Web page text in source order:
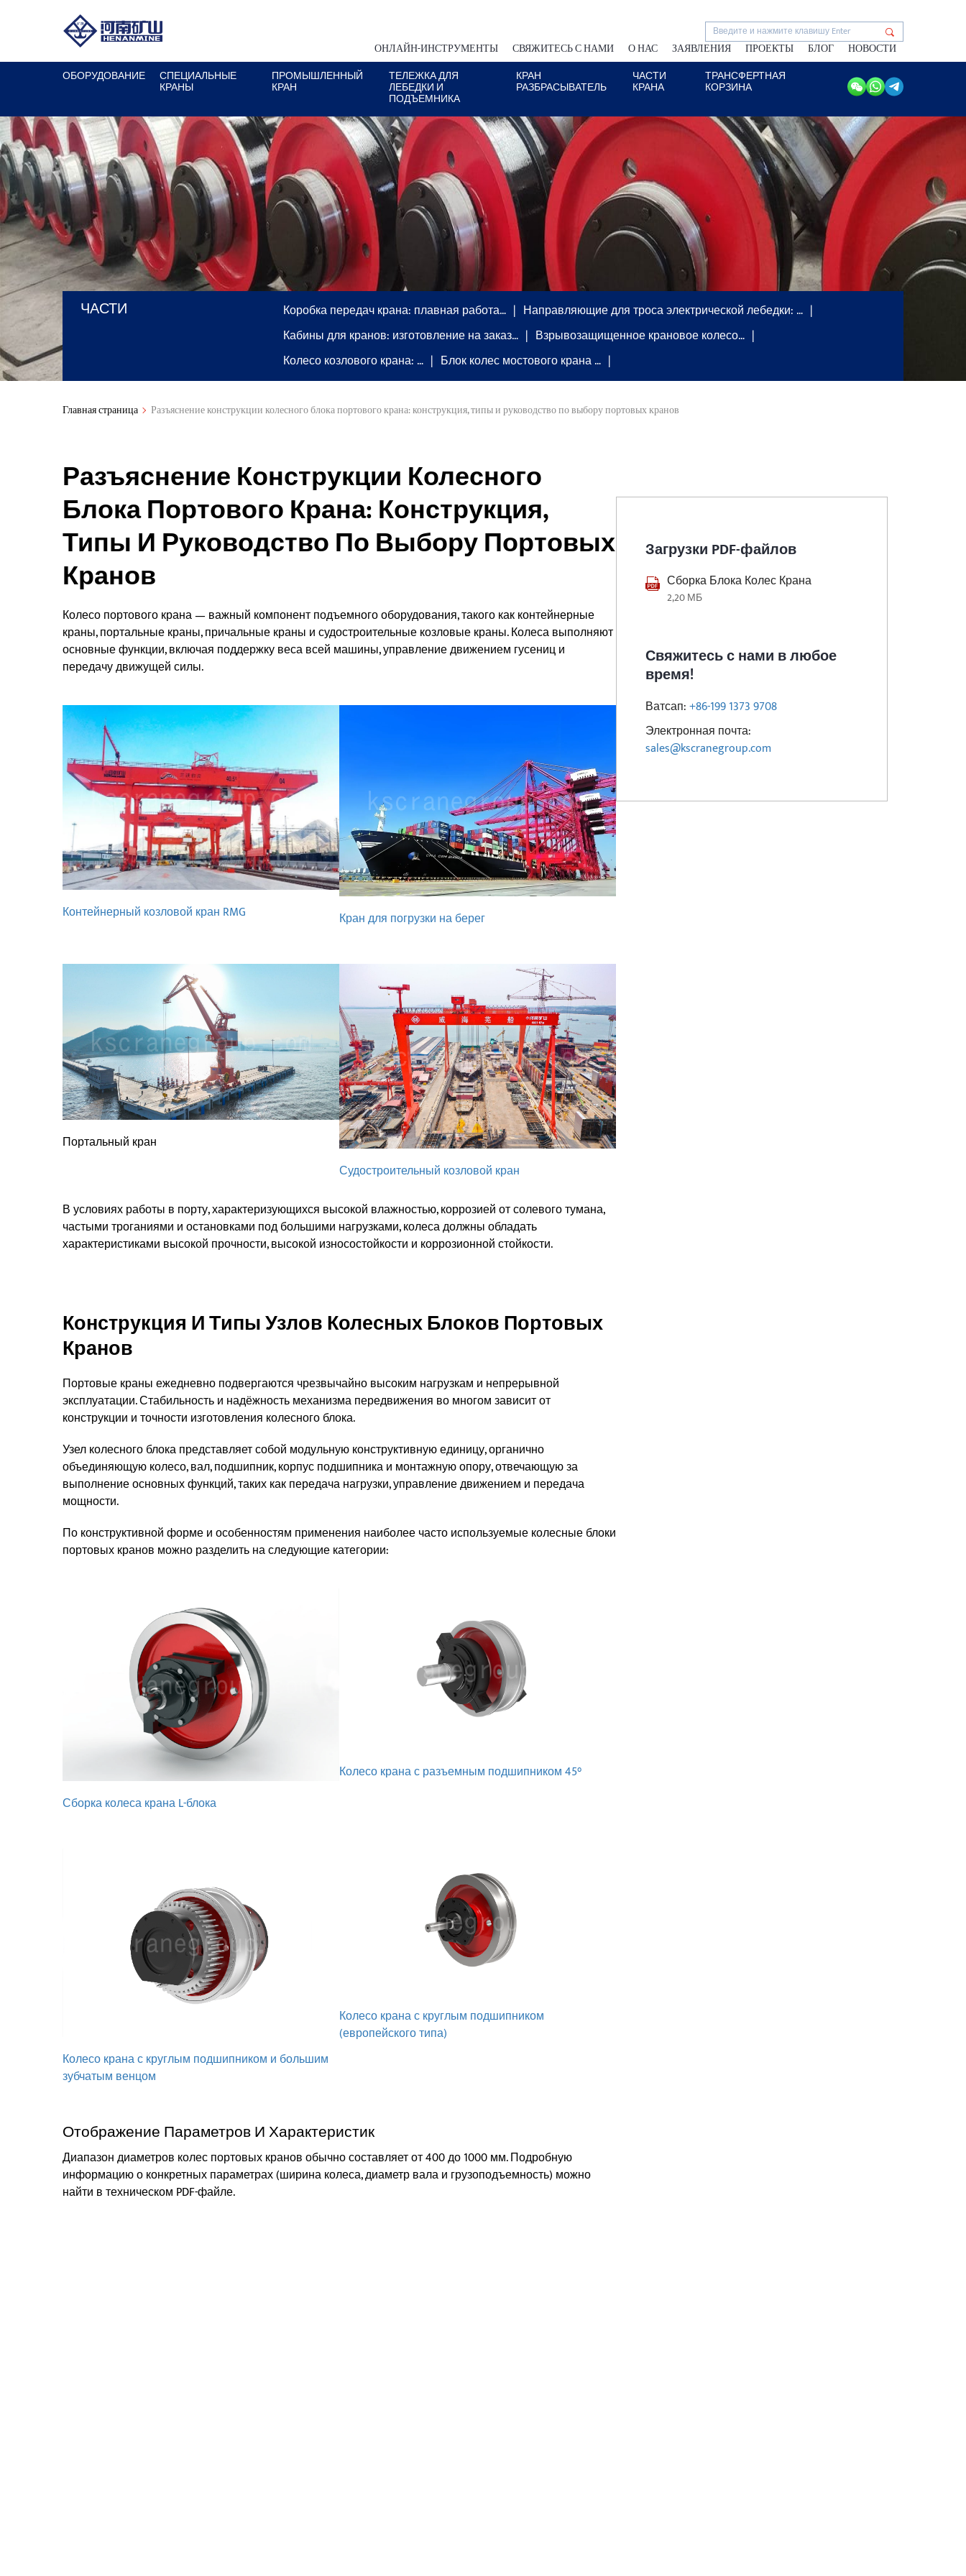
ОНЛАЙН-ИНСТРУМЕНТЫ СВЯЖИТЕСЬ С НАМИ О НАС ЗАЯВЛЕНИЯ ПРОЕКТЫ БЛОГ
НОВОСТИ
ОБОРУДОВАНИЕ
СПЕЦИАЛЬНЫЕ
КРАНЫ
ПРОМЫШЛЕННЫЙ
КРАН
ТЕЛЕЖКА ДЛЯ
ЛЕБЕДКИ И
ПОДЪЕМНИКА
КРАН
РАЗБРАСЫВАТЕЛЬ
ЧАСТИ
КРАНА
ТРАНСФЕРТНАЯ
КОРЗИНА
ЧАСТИ Коробка передач крана: плавная работа…
Направляющие для троса электрической лебедки: …
Кабины для кранов: изготовление на заказ…
Взрывозащищенное крановое колесо…
Колесо козлового крана: …
Блок колес мостового крана …
Главная страница Разъяснение конструкции колесного блока портового крана: конструкция, типы и руководство по выбору портовых кранов
Разъяснение Конструкции Колесного
Блока Портового Крана: Конструкция,
Типы И Руководство По Выбору Портовых
Кранов
Колесо портового крана — важный компонент подъемного оборудования, такого как контейнерные
краны, портальные краны, причальные краны и судостроительные козловые краны. Колеса выполняют
основные функции, включая поддержку веса всей машины, управление движением гусениц и
передачу движущей силы.
Контейнерный козловой кран RMG Кран для погрузки на берег
Портальный кран
Судостроительный козловой кран
В условиях работы в порту, характеризующихся высокой влажностью, коррозией от солевого тумана,
частыми троганиями и остановками под большими нагрузками, колеса должны обладать
характеристиками высокой прочности, высокой износостойкости и коррозионной стойкости.
Конструкция И Типы Узлов Колесных Блоков Портовых
Кранов
Портовые краны ежедневно подвергаются чрезвычайно высоким нагрузкам и непрерывной
эксплуатации. Стабильность и надёжность механизма передвижения во многом зависит от
конструкции и точности изготовления колесного блока.
Узел колесного блока представляет собой модульную конструктивную единицу, органично
объединяющую колесо, вал, подшипник, корпус подшипника и монтажную опору, отвечающую за
выполнение основных функций, таких как передача нагрузки, управление движением и передача
мощности.
По конструктивной форме и особенностям применения наиболее часто используемые колесные блоки
портовых кранов можно разделить на следующие категории:
Сборка колеса крана L-блока
Колесо крана с разъемным подшипником 45°
Колесо крана с круглым подшипником и большим
зубчатым венцом
Колесо крана с круглым подшипником
(европейского типа)
Отображение Параметров И Характеристик
Диапазон диаметров колес портовых кранов обычно составляет от 400 до 1000 мм. Подробную
информацию о конкретных параметрах (ширина колеса, диаметр вала и грузоподъемность) можно
найти в техническом PDF-файле.
Загрузки PDF-файлов
Сборка Блока Колес Крана
2,20 МБ
Свяжитесь с нами в любое
время!
Ватсап:+86-199 1373 9708
Электронная почта:
sales@kscranegroup.com